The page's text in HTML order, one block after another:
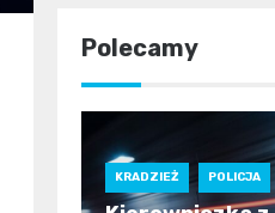
Polecamy
KRADZIEŻ POLICJA